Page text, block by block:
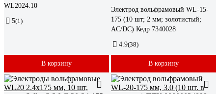
WL2024.10
5(1)
В корзину
Электрод вольфрамовый WL-15-
175 (10 шт; 2 мм; золотистый;
AC/DC) Кедр 7340028
4.9(38)
В корзину